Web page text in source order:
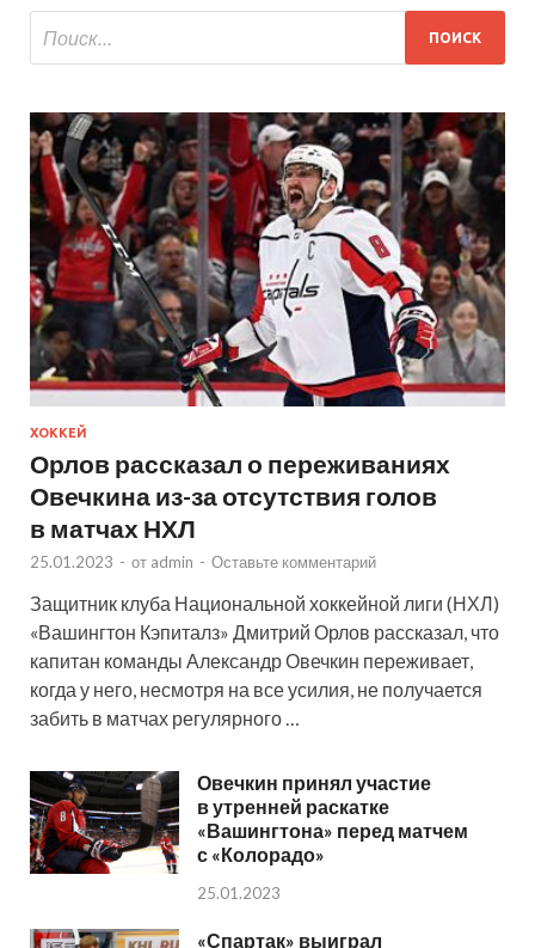
ХОККЕЙ
Орлов рассказал о переживаниях
Овечкина из-за отсутствия голов
в матчах НХЛ
25.01.2023 - от admin - Оставьте комментарий
Защитник клуба Национальной хоккейной лиги (НХЛ)
«Вашингтон Кэпиталз» Дмитрий Орлов рассказал, что
капитан команды Александр Овечкин переживает,
когда у него, несмотря на все усилия, не получается
забить в матчах регулярного …
Овечкин принял участие
в утренней раскатке
«Вашингтона» перед матчем
с «Колорадо»
25.01.2023
«Спартак» выиграл